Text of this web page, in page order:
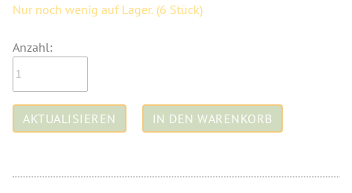
Nur noch wenig auf Lager. (6 Stück)
Anzahl: